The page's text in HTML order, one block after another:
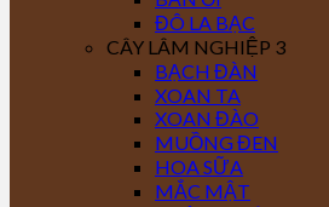
ĐÔ LA BẠC
CÂY LÂM NGHIỆP 3
BẠCH ĐÀN
XOAN TA
XOAN ĐÀO
MUỒNG ĐEN
HOA SỮA
MẮC MẬT